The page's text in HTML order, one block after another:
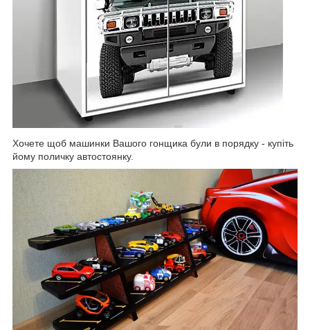
Хочете щоб машинки Вашого гонщика були в порядку - купіть
йому поличку автостоянку.